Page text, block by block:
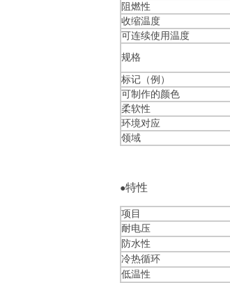
阻燃性
收缩温度
可连续使用温度
规格
标记（例）
可制作的颜色
柔软性
环境对应
领域
●特性
项目
耐电压
防水性
冷热循环
低温性